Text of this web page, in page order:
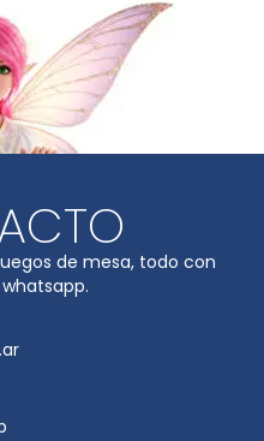
de mesa, todo con